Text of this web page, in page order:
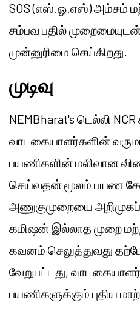
SOS (எஸ்.ஓ.எஸ்) அம்சம்
சம்பவ பதில்
முன்னுரிமை செய்கிறது.
முடிவு
NEMBharat's டெல்லி
வாடகையாளர்களின்
பயணிகளின் மலிவான
செய்வதன் மூலம் பயண
அணுகுமுறையை
கமிஷன் இல்லாத முறை
கவனம் செலுத்துவது
வேறுபட்டது,
பயணிகளுக்கும் புதிய